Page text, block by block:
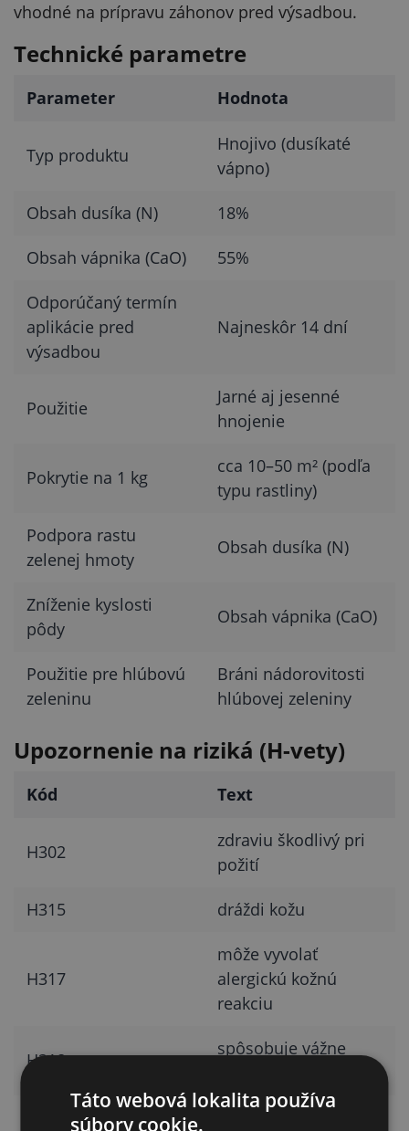
vhodné na prípravu záhonov pred výsadbou.
Technické parametre
Parameter Hodnota
Typ produktu
Hnojivo (dusíkaté
vápno)
Obsah dusíka (N) 18%
Obsah vápnika (CaO) 55%
Odporúčaný termín
aplikácie pred
výsadbou
Najneskôr 14 dní
Použitie
Jarné aj jesenné
hnojenie
Pokrytie na 1 kg
cca 10–50 m² (podľa
typu rastliny)
Podpora rastu
zelenej hmoty
Obsah dusíka (N)
Zníženie kyslosti
pôdy
Obsah vápnika (CaO)
Použitie pre hlúbovú
zeleninu
Bráni nádorovitosti
hlúbovej zeleniny
Upozornenie na riziká (H-vety)
Kód Text
H302
zdraviu škodlivý pri
požití
H315 dráždi kožu
H317
môže vyvolať
alergickú kožnú
reakciu
H318
spôsobuje vážne
môže spôsobiť
Táto webová lokalita používa
súbory cookie.